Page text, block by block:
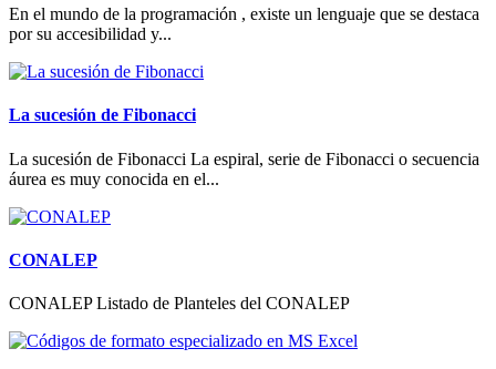
En el mundo de la programación , existe un lenguaje que se destaca
por su accesibilidad y...
La sucesión de Fibonacci
La sucesión de Fibonacci La espiral, serie de Fibonacci o secuencia
áurea es muy conocida en el...
CONALEP
CONALEP Listado de Planteles del CONALEP